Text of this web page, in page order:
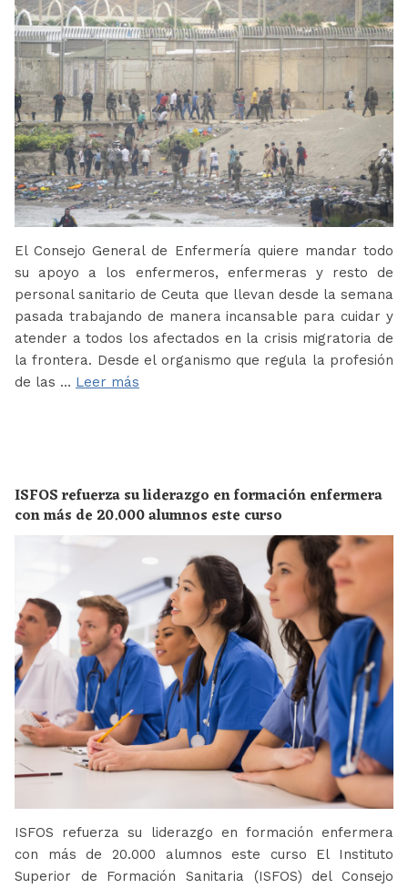
El Consejo General de Enfermería quiere mandar todo
su apoyo a los enfermeros, enfermeras y resto de
personal sanitario de Ceuta que llevan desde la semana
pasada trabajando de manera incansable para cuidar y
atender a todos los afectados en la crisis migratoria de
la frontera. Desde el organismo que regula la profesión
de las … Leer más
ISFOS refuerza su liderazgo en formación enfermera
con más de 20.000 alumnos este curso
ISFOS refuerza su liderazgo en formación enfermera
con más de 20.000 alumnos este curso El Instituto
Superior de Formación Sanitaria (ISFOS) del Consejo